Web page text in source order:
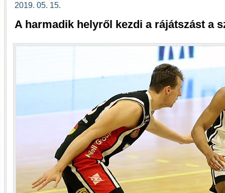
2019. 05. 15.
A harmadik helyről kezdi a rájátszást a